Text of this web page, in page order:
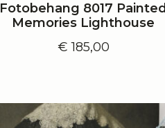
Fotobehang 8017 Painted
Memories Lighthouse
€ 185,00